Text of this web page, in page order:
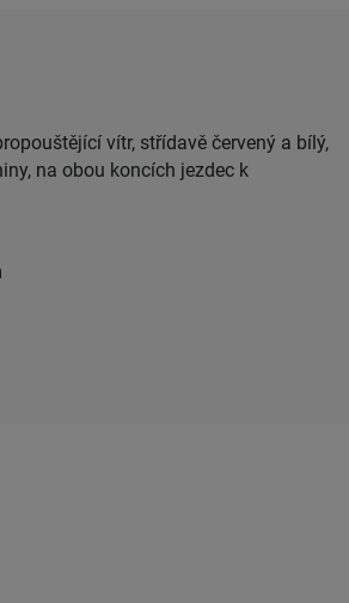
vítr, střídavě červený a bílý,
na obou koncích jezdec k